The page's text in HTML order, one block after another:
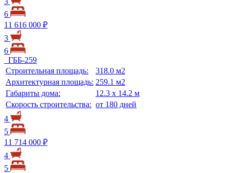
6
11 616 000 ₽
3
6
ГББ-259
Строительная площадь:
318.0 м2
Архитектурная площадь: 259.1 м2
Габариты дома:
12.3 х 14.2 м
Скорость строительства: от 180 дней
4
5
11 714 000 ₽
4
5